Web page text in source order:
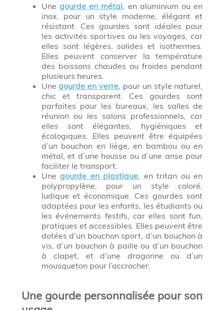
Une gourde en métal , en aluminium ou en
inox, pour un style moderne, élégant et
résistant. Ces gourdes sont idéales pour
les activités sportives ou les voyages, car
elles sont légères, solides et isothermes.
Elles peuvent conserver la température
des boissons chaudes ou froides pendant
plusieurs heures.
Unegourde en verre , pour un style naturel,
chic et transparent. Ces gourdes sont
parfaites pour les bureaux, les salles de
réunion ou les salons professionnels, car
elles sont élégantes, hygiéniques et
écologiques. Elles peuvent être équipées
d’un bouchon en liège, en bambou ou en
métal, et d’une housse ou d’une anse pour
faciliter le transport.
Unegourde en plastique , en tritan ou en
polypropylène, pour un style coloré,
ludique et économique. Ces gourdes sont
adaptées pour les enfants, les étudiants ou
les événements festifs, car elles sont fun,
pratiques et accessibles. Elles peuvent être
dotées d’un bouchon sport, d’un bouchon à
vis, d’un bouchon à paille ou d’un bouchon
à clapet, et d’une dragonne ou d’un
mousqueton pour l’accrocher.
Une gourde personnalisée pour son